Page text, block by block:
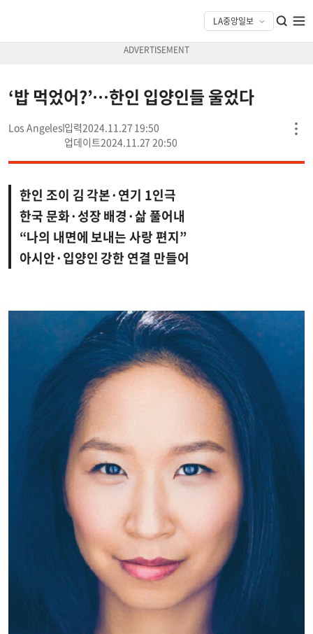
‘밥 먹었어?’…한인 입양인들 울었다
Los Angeles
2024.11.27 19:50
2024.11.27 20:50
한인 조이 김 각본·연기 1인극
한국 문화·성장 배경·삶 풀어내
“나의 내면에 보내는 사랑 편지”
아시안·입양인 강한 연결 만들어